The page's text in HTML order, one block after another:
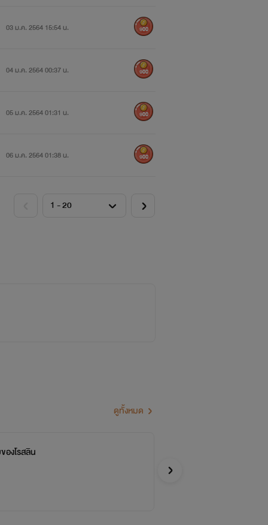
03 ม.ค. 2564 15:54 น. 900
04 ม.ค. 2564 00:37 น. 900
05 ม.ค. 2564 01:31 น. 900
06 ม.ค. 2564 01:38 น. 900
ดูทั้งหมด
องโรสลิน